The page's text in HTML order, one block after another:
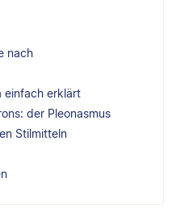
nach
einfach erklärt
der Pleonasmus
Stilmitteln